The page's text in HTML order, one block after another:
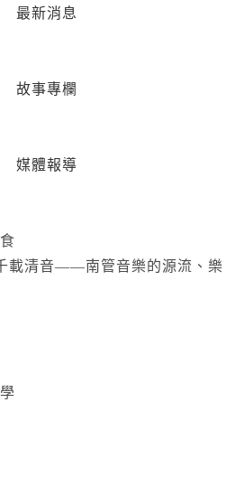
最新消息
故事專欄
媒體報導
載清音——南管音樂的源流、樂